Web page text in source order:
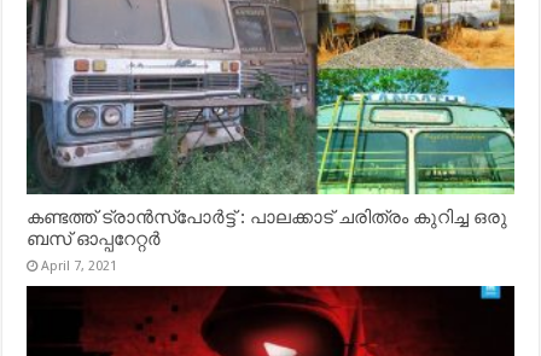
കണ്ടത്ത് ട്രാൻസ്‌പോർട്ട് : പാലക്കാട് ചരിത്രം കുറിച്ച ഒരു
ബസ് ഓപ്പറേറ്റർ
April 7, 2021